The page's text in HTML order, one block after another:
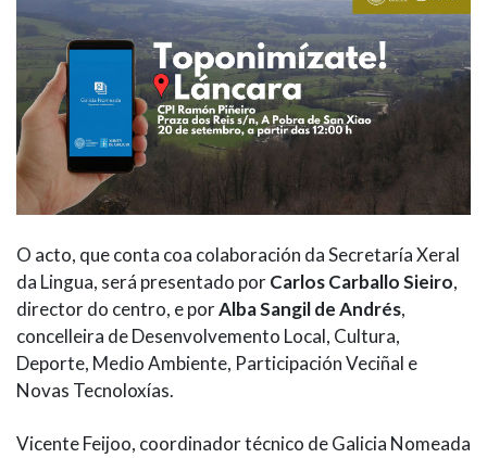
O acto, que conta coa colaboración da Secretaría Xeral
da Lingua, será presentado porCarlos Carballo Sieiro,
director do centro, e porAlba Sangil de Andrés,
concelleira de Desenvolvemento Local, Cultura,
Deporte, Medio Ambiente, Participación Veciñal e
Novas Tecnoloxías.
Vicente Feijoo, coordinador técnico de Galicia Nomeada